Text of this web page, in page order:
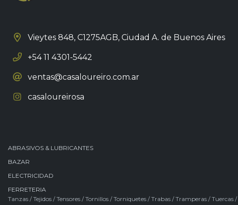
Vieytes 848, C1275AGB, Ciudad A. de Buenos Aires
+54 11 4301-5442
ventas@casaloureiro.com.ar
casaloureirosa
ABRASIVOS & LUBRICANTES
BAZAR
ELECTRICIDAD
FERRETERIA
Tanzas /Tejidos /Tensores /Tornillos /Torniquetes /Trabas /Tramperas /Tuercas /